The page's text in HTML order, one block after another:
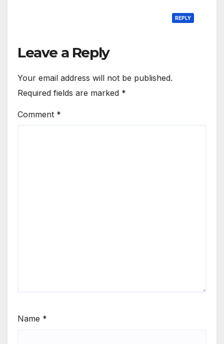
REPLY
Leave a Reply
Your email address will not be published.
Required fields are marked *
Comment *
Name *